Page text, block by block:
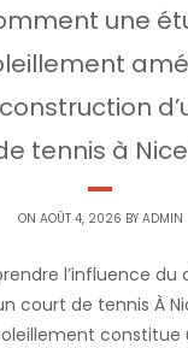
une
tennis à
ON AOÛT 4, 2026 BY ADMIN
l’influence du
court de tennis À
constitue